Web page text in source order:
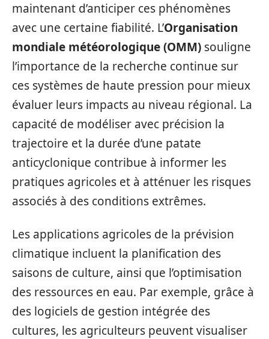
maintenant d’anticiper ces phénomènes
avec une certaine fiabilité. L’Organisation
mondiale météorologique (OMM) souligne
l’importance de la recherche continue sur
ces systèmes de haute pression pour mieux
évaluer leurs impacts au niveau régional. La
capacité de modéliser avec précision la
trajectoire et la durée d’une patate
anticyclonique contribue à informer les
pratiques agricoles et à atténuer les risques
associés à des conditions extrêmes.
Les applications agricoles de la prévision
climatique incluent la planification des
saisons de culture, ainsi que l’optimisation
des ressources en eau. Par exemple, grâce à
des logiciels de gestion intégrée des
cultures, les agriculteurs peuvent visualiser